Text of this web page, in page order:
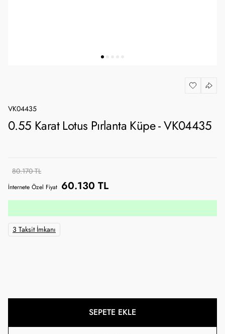
VK04435
0.55 Karat Lotus Pırlanta Küpe - VK04435
80.170 TL
İnternete Özel Fiyat 60.130 TL
3 Taksit İmkanı
SEPETE EKLE